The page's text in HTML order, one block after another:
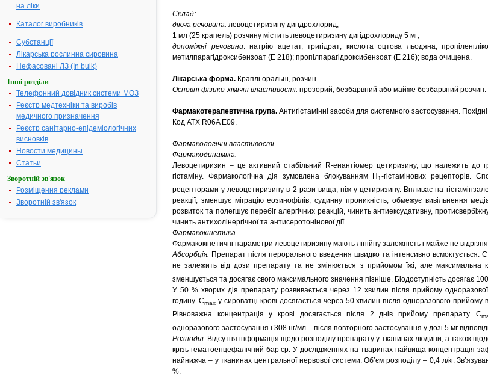
на ліки
Каталог виробників
Субстанції
Лікарська рослинна сировина
Нефасовані ЛЗ (In bulk)
Інші розділи
Телефонний довідник системи МОЗ
Реєстр медтехніки та виробів
медичного призначення
Реєстр санітарно-епідеміологічних
висновків
Новости медицины
Статьи
Зворотній зв'язок
Розміщення реклами
Зворотній зв'язок
Склад:
діюча речовина: левоцетиризину дигідрохлорид;
1 мл (25 крапель) розчину містить левоцетиризину дигідрохлориду 5 мг;
допоміжні речовини: натрію ацетат, тригідрат; кислота оцтова льодяна;
метилпарагідроксибензоат (Е 218); пропілпарагідроксибензоат (Е 216); вода очищена.
Лікарська форма. Краплі оральні, розчин.
Основні фізико-хімічні властивості: прозорий, безбарвний або майже безбарвний розчин.
Фармакотерапевтична група. Антигістамінні засоби для системного застосування.
Код ATХ R06A Е09.
Фармакологічні властивості.
Фармакодинаміка.
Левоцетиризин – це активний стабільний R-енантіомер цетиризину, що належить до
гістаміну. Фармакологічна дія зумовлена блокуванням Н 1-гістамінових рецепторів.
рецепторами у левоцетиризину в 2 рази вища, ніж у цетиризину. Впливає на
реакції, зменшує міграцію еозинофілів, судинну проникність, обмежує вивільнення
розвиток та полегшує перебіг алергічних реакцій, чинить антиексудативну,
чинить антихолінергічної та антисеротонінової дії.
Фармакокінетика.
Фармакокінетичні параметри левоцетиризину мають лінійну залежність і майже не
Абсорбція. Препарат після перорального введення швидко та інтенсивно всмоктується.
не залежить від дози препарату та не змінюється з прийомом їжі, але максимальна
зменшується та досягає свого максимального значення пізніше. Біодоступність досягає
У 50 % хворих дія препарату розвивається через 12 хвилин після прийому
годину. Сmаху сироватці крові досягається через 50 хвилин після одноразового прийому
Рівноважна концентрація у крові досягається після 2 днів прийому препарату. С
одноразового застосування і 308 нг/мл – після повторного застосування у дозі 5 мг
Розподіл. Відсутня інформація щодо розподілу препарату у тканинах людини, а також
крізь гематоенцефалічний бар’єр. У дослідженнях на тваринах найвища концентрація
найнижча – у тканинах центральної нервової системи. Об’єм розподілу – 0,4 л/кг.
%.